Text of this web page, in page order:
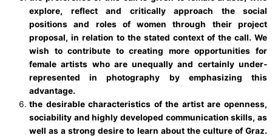
explore, reflect and critically approach the social
positions and roles of women through their project
proposal, in relation to the stated context of the call. We
wish to contribute to creating more opportunities for
female artists who are unequally and certainly under-
represented in photography by emphasizing this
advantage.
the desirable characteristics of the artist are openness,
sociability and highly developed communication skills, as
well as a strong desire to learn about the culture of Graz.